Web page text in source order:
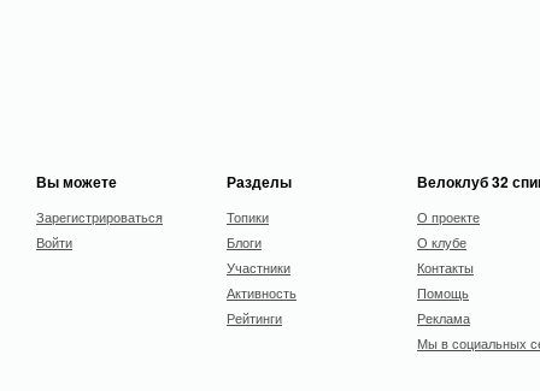
Вы можете
Зарегистрироваться
Войти
Разделы
Топики
Блоги
Участники
Активность
Рейтинги
Велоклуб 32
О проекте
О клубе
Контакты
Помощь
Реклама
Мы в социальных